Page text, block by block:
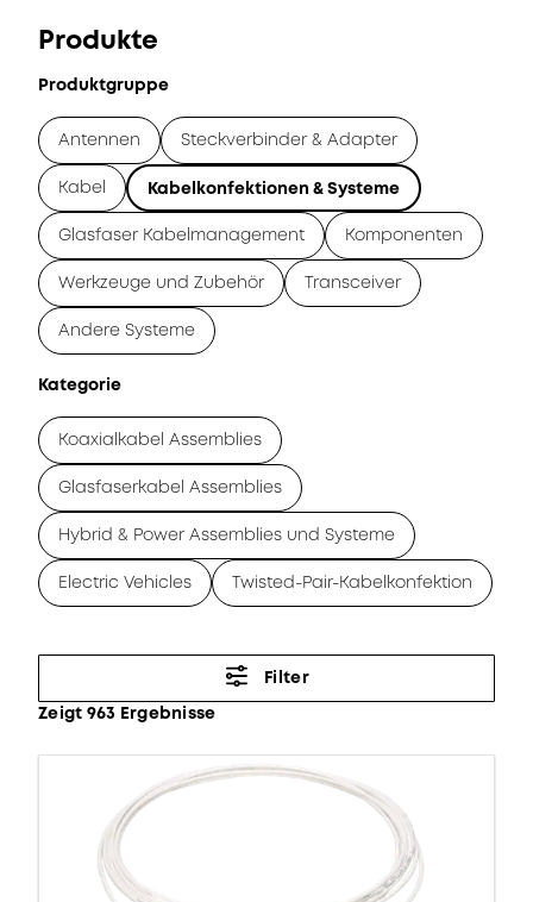
Produkte
Produktgruppe
Antennen Steckverbinder & Adapter
Kabel Kabelkonfektionen & Systeme
Glasfaser Kabelmanagement Komponenten
Werkzeuge und Zubehör Transceiver
Andere Systeme
Kategorie
Koaxialkabel Assemblies
Glasfaserkabel Assemblies
Hybrid & Power Assemblies und Systeme
Electric Vehicles Twisted-Pair-Kabelkonfektion
Filter
Zeigt 963 Ergebnisse